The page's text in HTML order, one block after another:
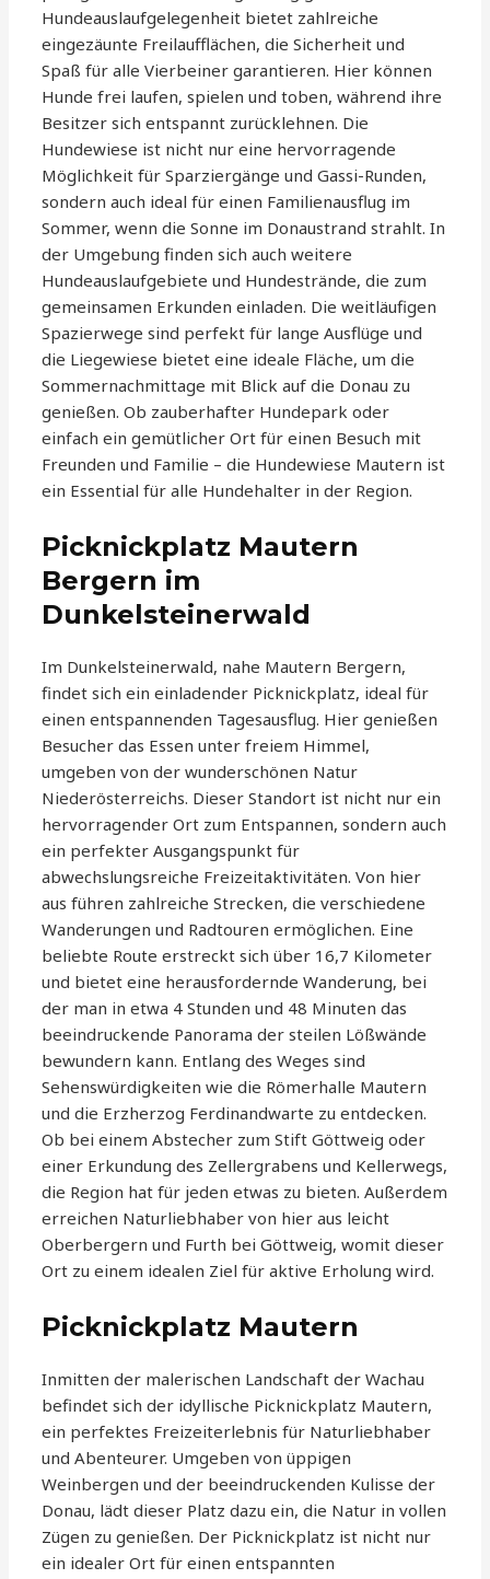
Hundeauslaufgelegenheit bietet zahlreiche
eingezäunte Freilaufflächen, die Sicherheit und
Spaß für alle Vierbeiner garantieren. Hier können
Hunde frei laufen, spielen und toben, während ihre
Besitzer sich entspannt zurücklehnen. Die
Hundewiese ist nicht nur eine hervorragende
Möglichkeit für Sparziergänge und Gassi-Runden,
sondern auch ideal für einen Familienausflug im
Sommer, wenn die Sonne im Donaustrand strahlt. In
der Umgebung finden sich auch weitere
Hundeauslaufgebiete und Hundestrände, die zum
gemeinsamen Erkunden einladen. Die weitläufigen
Spazierwege sind perfekt für lange Ausflüge und
die Liegewiese bietet eine ideale Fläche, um die
Sommernachmittage mit Blick auf die Donau zu
genießen. Ob zauberhafter Hundepark oder
einfach ein gemütlicher Ort für einen Besuch mit
Freunden und Familie – die Hundewiese Mautern ist
ein Essential für alle Hundehalter in der Region.
Picknickplatz Mautern
Bergern im
Dunkelsteinerwald
Im Dunkelsteinerwald, nahe Mautern Bergern,
findet sich ein einladender Picknickplatz, ideal für
einen entspannenden Tagesausflug. Hier genießen
Besucher das Essen unter freiem Himmel,
umgeben von der wunderschönen Natur
Niederösterreichs. Dieser Standort ist nicht nur ein
hervorragender Ort zum Entspannen, sondern auch
ein perfekter Ausgangspunkt für
abwechslungsreiche Freizeitaktivitäten. Von hier
aus führen zahlreiche Strecken, die verschiedene
Wanderungen und Radtouren ermöglichen. Eine
beliebte Route erstreckt sich über 16,7 Kilometer
und bietet eine herausfordernde Wanderung, bei
der man in etwa 4 Stunden und 48 Minuten das
beeindruckende Panorama der steilen Lößwände
bewundern kann. Entlang des Weges sind
Sehenswürdigkeiten wie die Römerhalle Mautern
und die Erzherzog Ferdinandwarte zu entdecken.
Ob bei einem Abstecher zum Stift Göttweig oder
einer Erkundung des Zellergrabens und Kellerwegs,
die Region hat für jeden etwas zu bieten. Außerdem
erreichen Naturliebhaber von hier aus leicht
Oberbergern und Furth bei Göttweig, womit dieser
Ort zu einem idealen Ziel für aktive Erholung wird.
Picknickplatz Mautern
Inmitten der malerischen Landschaft der Wachau
befindet sich der idyllische Picknickplatz Mautern,
ein perfektes Freizeiterlebnis für Naturliebhaber
und Abenteurer. Umgeben von üppigen
Weinbergen und der beeindruckenden Kulisse der
Donau, lädt dieser Platz dazu ein, die Natur in vollen
Zügen zu genießen. Der Picknickplatz ist nicht nur
ein idealer Ort für einen entspannten